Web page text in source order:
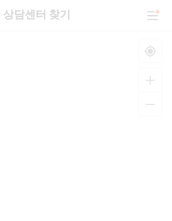
상담센터 찾기